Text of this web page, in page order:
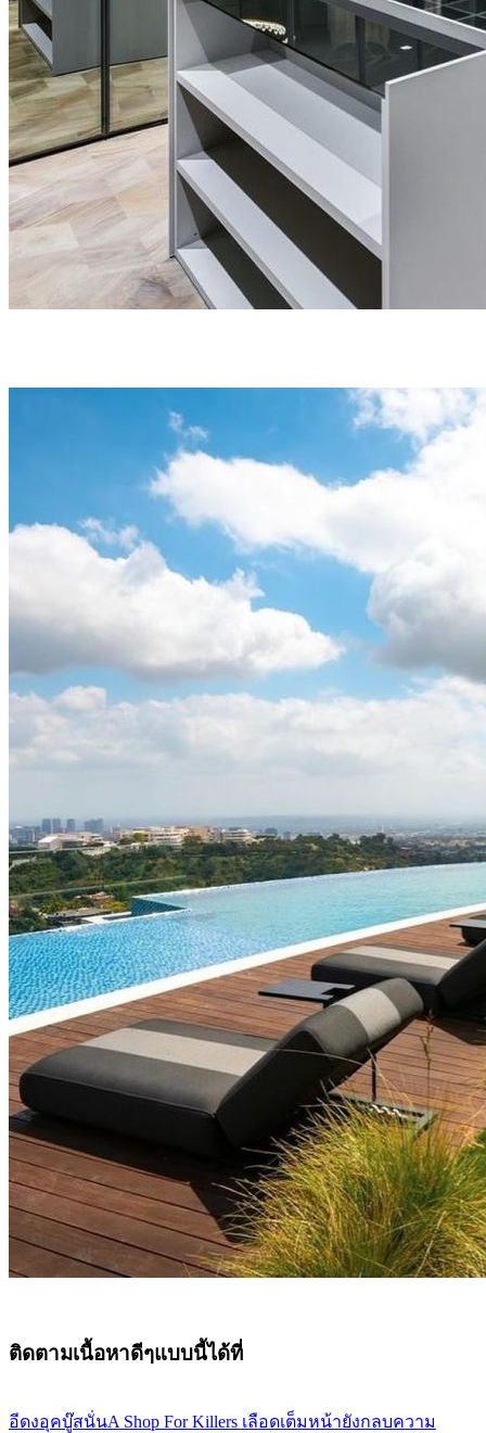
ติดตามเนื้อหาดีๆแบบนี้ได้ที่
อีดงอุคบู๊สนั่นA Shop For Killers เลือดเต็มหน้ายังกลบความ